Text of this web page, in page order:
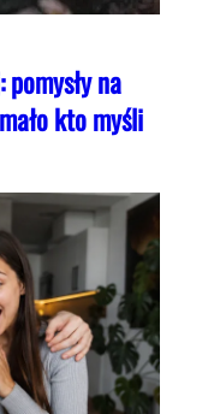
na
kto myśli